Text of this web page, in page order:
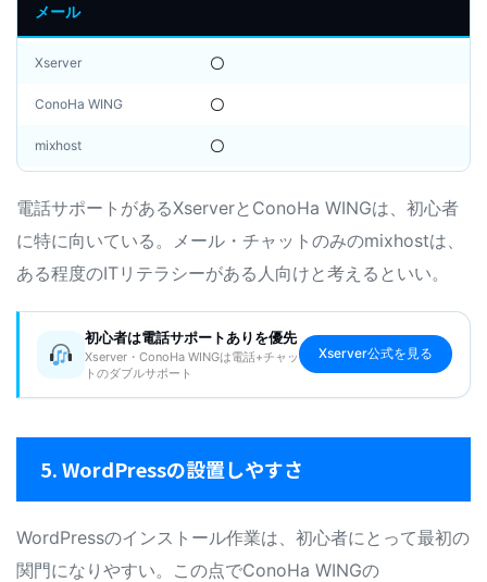
メール
Xserver 〇
ConoHa WING 〇
mixhost 〇
電話サポートがあるXserverとConoHa WINGは、初心者
に特に向いている。メール・チャットのみのmixhostは、
ある程度のITリテラシーがある人向けと考えるといい。
初心者は電話サポートありを優先
Xserver・ConoHa WINGは電話+チャッ
トのダブルサポート
Xserver公式を見る
5. WordPressの設置しやすさ
WordPressのインストール作業は、初心者にとって最初の
関門になりやすい。この点でConoHa WINGの